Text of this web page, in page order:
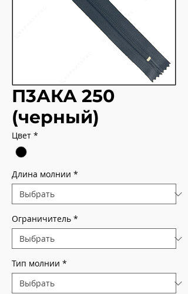
П3АКА 250
(черный)
Цвет *
Длина молнии *
Ограничитель *
Тип молнии *